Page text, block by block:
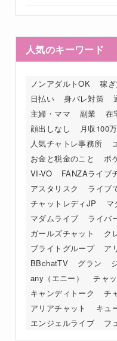
人気のキーワード
ノンアダルトOK 稼
日払い
身バレ対策
主婦・ママ
副業
在
顔出しなし
月収100
人気チャトレ事務所
お金と税金のこと
ポ
VI-VO
FANZAライブ
アスタリスク
ライブ
チャットレディJP
マ
マダムライブ
ライバ
ガールズチャット
ク
ブライトグループ
ア
BBchatTV
グラン
any（エニー）
チャ
キャンディトーク
チ
アリアチャット
キュ
エンジェルライブ
フ